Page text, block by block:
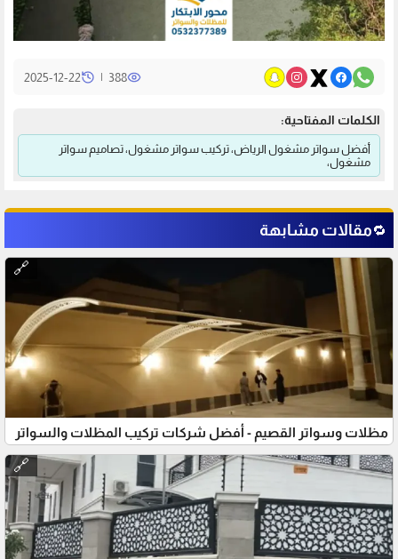
388
|
2025-12-22
الكلمات المفتاحية:
أفضل سواتر مشغول الرياض، تركيب سواتر مشغول، تصاميم سواتر
مشغول،
🔁مقالات مشابهة
مظلات وسواتر القصيم - أفضل شركات تركيب المظلات والسواتر
🔗
🔗